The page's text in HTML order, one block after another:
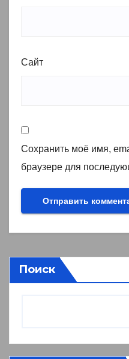
Сайт
Сохранить моё имя,
браузере для
Поиск